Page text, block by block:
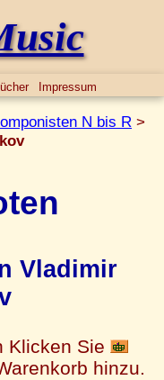
Impressum
N bis R >
Vladimir
Klicken Sie
hinzu.